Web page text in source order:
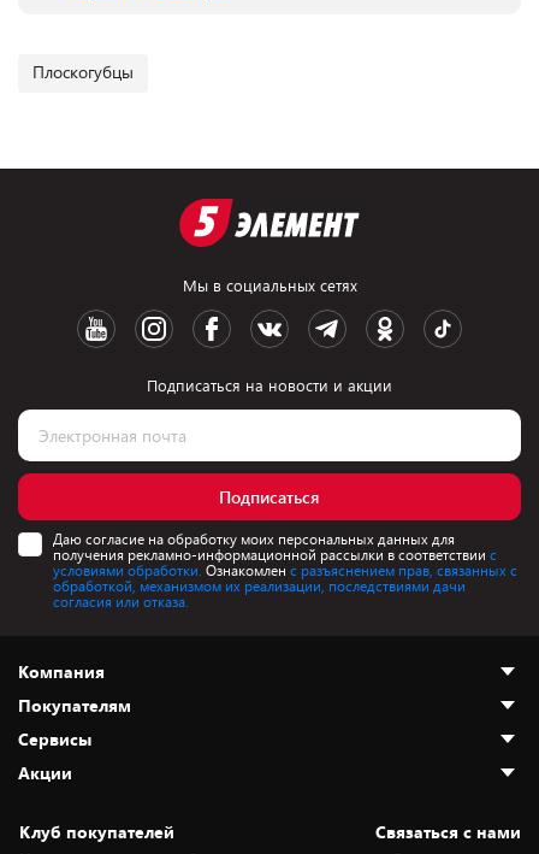
Плоскогубцы
Мы в социальных сетях
Подписаться на новости и акции
Подписаться
Даю согласие на обработку моих персональных данных для
получения рекламно-информационной рассылки в соответствии с
условиями обработки. Ознакомлен с разъяснением прав, связанных с
обработкой, механизмом их реализации, последствиями дачи
согласия или отказа.
Компания
О нас
Адреса магазинов
Новости
Статьи и обзоры
Покупателям
Как сделать заказ
Оплата и доставка
Безналичный расчёт
Сервисы
Установка техники
Акции
Скидки и промокоды
Клуб покупателей
Cвязаться с нами